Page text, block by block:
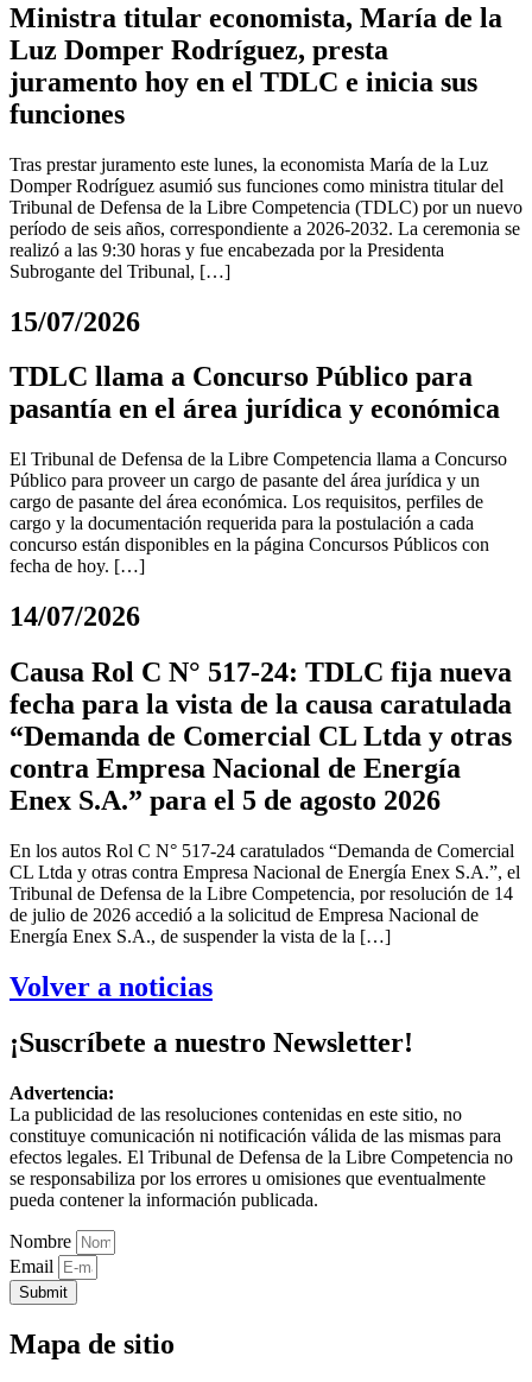
Ministra titular economista, María de la
Luz Domper Rodríguez, presta
juramento hoy en el TDLC e inicia sus
funciones
Tras prestar juramento este lunes, la economista María de la Luz
Domper Rodríguez asumió sus funciones como ministra titular del
Tribunal de Defensa de la Libre Competencia (TDLC) por un nuevo
período de seis años, correspondiente a 2026-2032. La ceremonia se
realizó a las 9:30 horas y fue encabezada por la Presidenta
Subrogante del Tribunal, […]
15/07/2026
TDLC llama a Concurso Público para
pasantía en el área jurídica y económica
El Tribunal de Defensa de la Libre Competencia llama a Concurso
Público para proveer un cargo de pasante del área jurídica y un
cargo de pasante del área económica. Los requisitos, perfiles de
cargo y la documentación requerida para la postulación a cada
concurso están disponibles en la página Concursos Públicos con
fecha de hoy. […]
14/07/2026
Causa Rol C N° 517-24: TDLC fija nueva
fecha para la vista de la causa caratulada
“Demanda de Comercial CL Ltda y otras
contra Empresa Nacional de Energía
Enex S.A.” para el 5 de agosto 2026
En los autos Rol C N° 517-24 caratulados “Demanda de Comercial
CL Ltda y otras contra Empresa Nacional de Energía Enex S.A.”, el
Tribunal de Defensa de la Libre Competencia, por resolución de 14
de julio de 2026 accedió a la solicitud de Empresa Nacional de
Energía Enex S.A., de suspender la vista de la […]
Volver a noticias
¡Suscríbete a nuestro Newsletter!
Advertencia:
La publicidad de las resoluciones contenidas en este sitio, no
constituye comunicación ni notificación válida de las mismas para
efectos legales. El Tribunal de Defensa de la Libre Competencia no
se responsabiliza por los errores u omisiones que eventualmente
pueda contener la información publicada.
Nombre
Email
Submit
Mapa de sitio